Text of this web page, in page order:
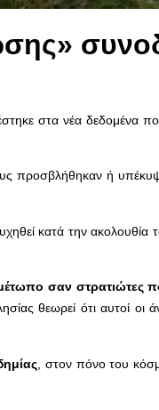
στα νέα δεδομένα
προσβλήθηκαν ή
κατά την
σαν στρατιώτες
θεωρεί ότι αυτοί οι
, στον πόνο του